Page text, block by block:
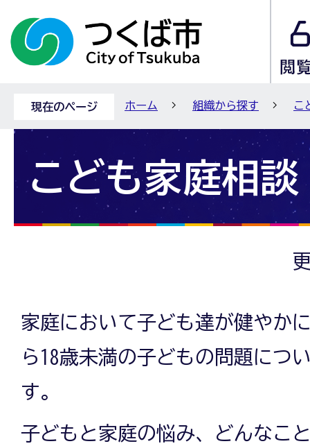
現在のページ ホーム 組織から探す こ
こども家庭相談
家庭において子ども達が健やか
ら18歳未満の子どもの問題につ
す。
子どもと家庭の悩み、どんなこ